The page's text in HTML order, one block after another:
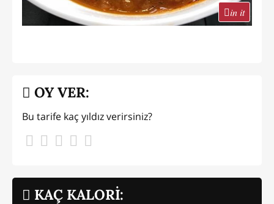
in it
KAÇ KALORİ:
OY VER:
Bu tarife kaç yıldız verirsiniz?